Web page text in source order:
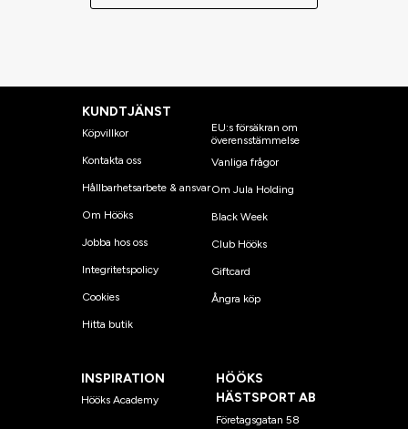
KUNDTJÄNST
Köpvillkor
Kontakta oss
Hållbarhetsarbete & ansvar
Om Hööks
Jobba hos oss
Integritetspolicy
Cookies
Hitta butik
EU:s försäkran om
överensstämmelse
Vanliga frågor
Om Jula Holding
Black Week
Club Hööks
Giftcard
Ångra köp
INSPIRATION
Hööks Academy
HÖÖKS
HÄSTSPORT AB
Företagsgatan 58